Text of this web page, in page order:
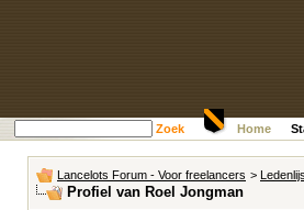
Zoek Home
Lancelots Forum - Voor freelancers >
Profiel van Roel Jongman